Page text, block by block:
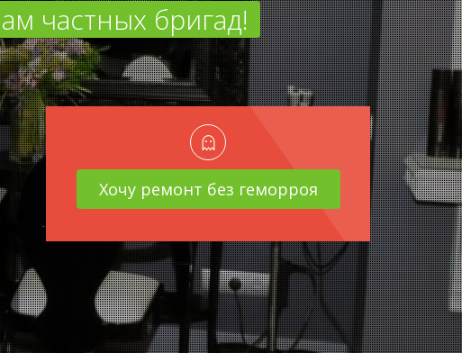
частных бригад!
Хочу ремонт без геморроя